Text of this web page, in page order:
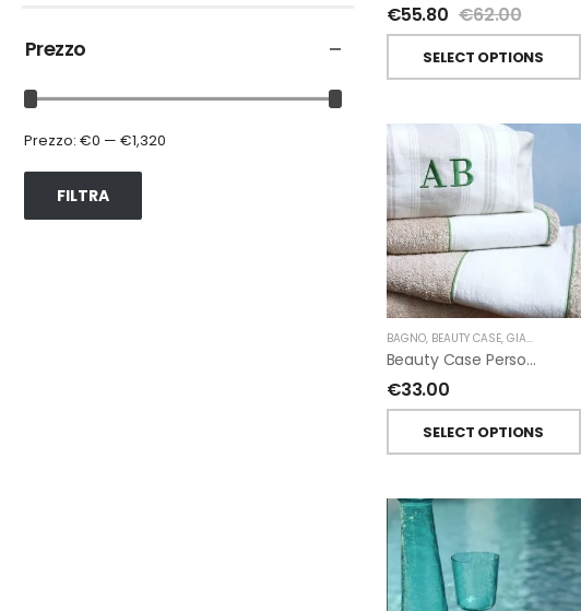
Prezzo
FILTRA
Prezzo: €0 — €1,320
€55.80 €62.00
SELECT OPTIONS
BAGNO, BEAUTY CASE, GIARDINO SEGRETO
Beauty Case Personalizzati In Lino Rigato Giardino Segreto
€33.00
SELECT OPTIONS